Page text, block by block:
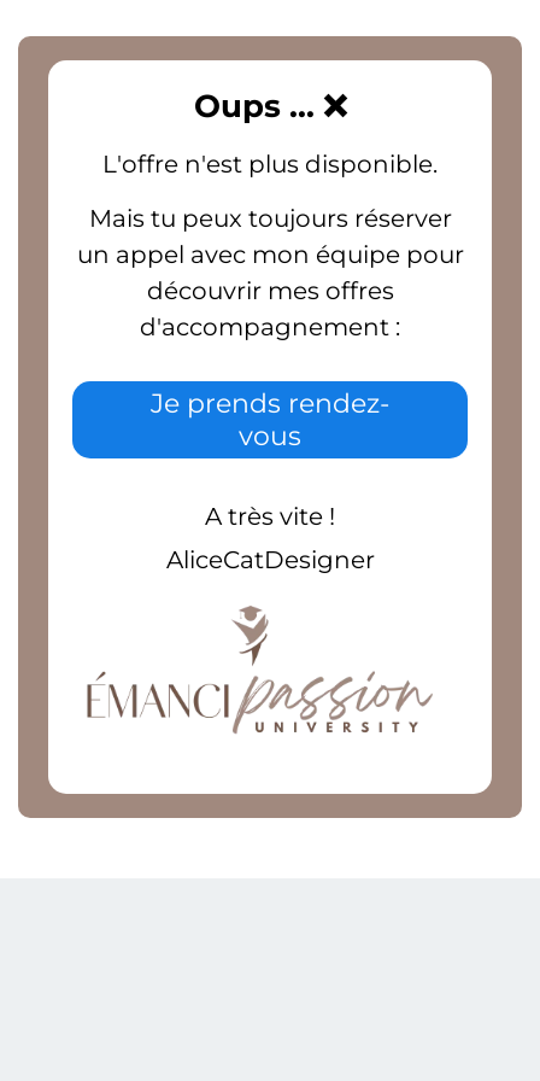
Oups ... ❌
L'offre n'est plus disponible.
Mais tu peux toujours réserver
un appel avec mon équipe pour
découvrir mes offres
d'accompagnement :
Je prends rendez-
vous
A très vite !
AliceCatDesigner